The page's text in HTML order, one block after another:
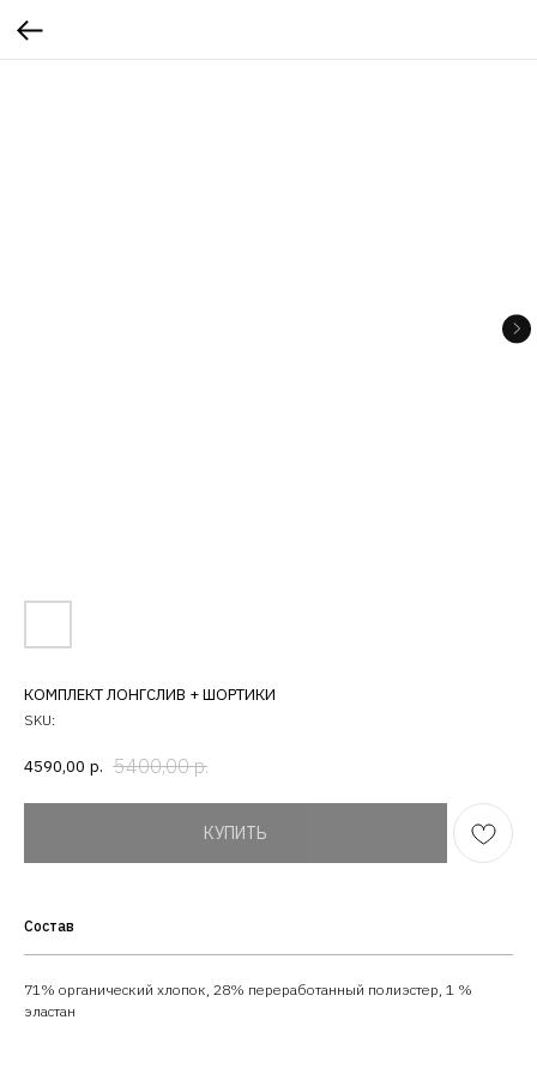
КОМПЛЕКТ ЛОНГСЛИВ + ШОРТИКИ
SKU:
4590,00 р. 5400,00 р.
КУПИТЬ
Состав
71% органический хлопок, 28% переработанный полиэстер, 1 %
эластан